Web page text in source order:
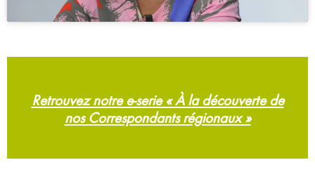
Retrouvez notre e-serie « À la découverte de
nos Correspondants régionaux »